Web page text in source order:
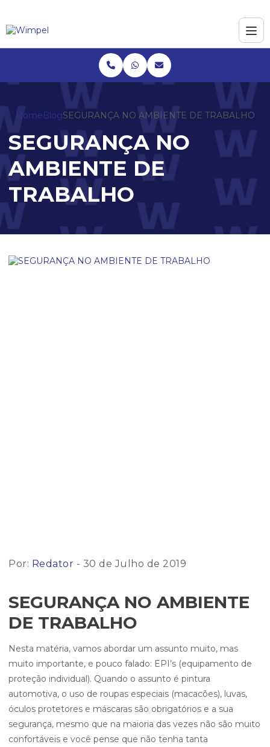
HomeBlogSEGURANÇA NO AMBIENTE DE TRABALHO
SEGURANÇA NO
AMBIENTE DE
TRABALHO
Por: Redator - 30 de Julho de 2019
SEGURANÇA NO AMBIENTE
DE TRABALHO
Nesta matéria, vamos abordar um assunto muito, mas
muito importante, e pouco falado: EPI’s (equipamento de
proteção individual). Quando o assunto é pintura
automotiva, o uso de roupas especiais (macacões), luvas,
óculos protetores e máscaras são obrigatórios e a sua
segurança, mesmo que na maioria das vezes não são muito
confortáveis e você pense que não tenha tanta